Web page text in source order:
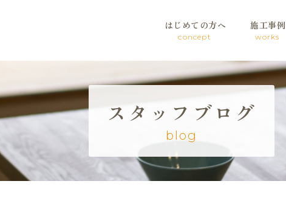
はじめての方へ
concept
施工事例
works
スタッフブログ
blog